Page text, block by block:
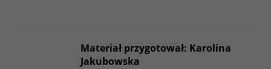
Materiał przygotował: Karolina
Jakubowska